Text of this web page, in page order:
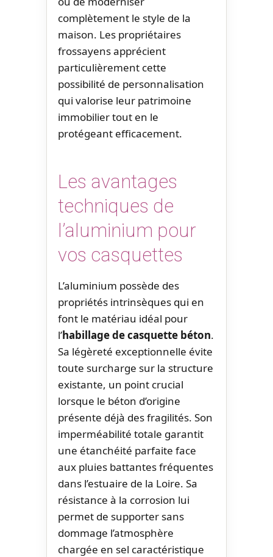
complètement le style de la
maison. Les propriétaires
frossayens apprécient
particulièrement cette
possibilité de personnalisation
qui valorise leur patrimoine
immobilier tout en le
protégeant efficacement.
Les avantages
techniques de
l’aluminium pour
vos casquettes
L’aluminium possède des
propriétés intrinsèques qui en
font le matériau idéal pour
l’habillage de casquette béton.
Sa légèreté exceptionnelle évite
toute surcharge sur la structure
existante, un point crucial
lorsque le béton d’origine
présente déjà des fragilités. Son
imperméabilité totale garantit
une étanchéité parfaite face
aux pluies battantes fréquentes
dans l’estuaire de la Loire. Sa
résistance à la corrosion lui
permet de supporter sans
dommage l’atmosphère
chargée en sel caractéristique